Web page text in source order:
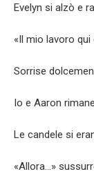
Evelyn si alzò e
«Il mio lavoro qui
Sorrise
Io e Aaron
Le candele si
«Allora…»